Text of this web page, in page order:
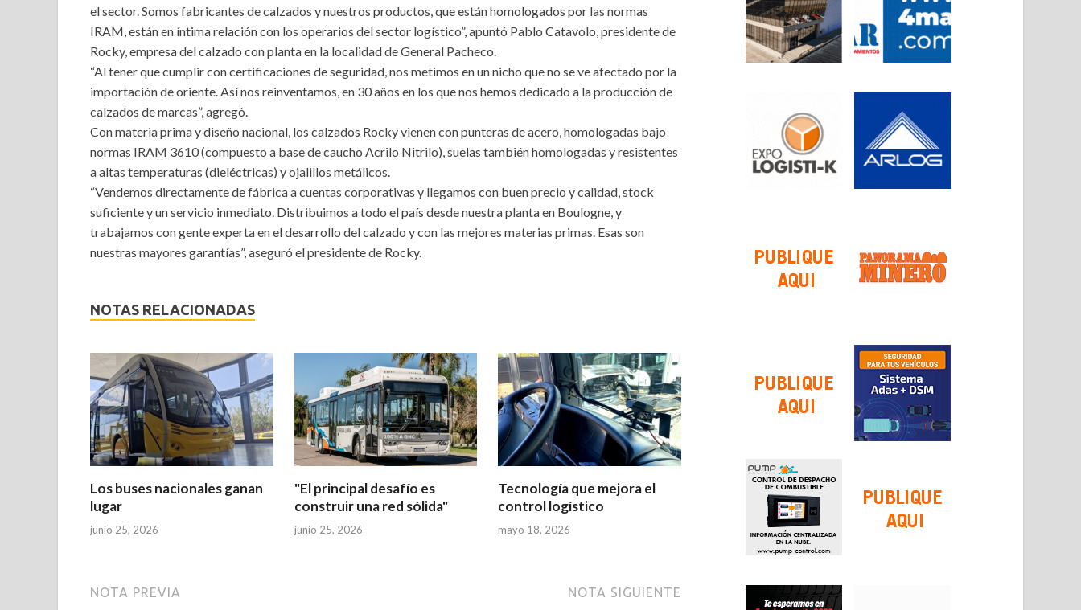
el sector. Somos fabricantes de calzados y nuestros productos, que están homologados por las normas
IRAM, están en íntima relación con los operarios del sector logístico”, apuntó Pablo Catavolo, presidente de
Rocky, empresa del calzado con planta en la localidad de General Pacheco.
“Al tener que cumplir con certificaciones de seguridad, nos metimos en un nicho que no se ve afectado por la
importación de oriente. Así nos reinventamos, en 30 años en los que nos hemos dedicado a la producción de
calzados de marcas”, agregó.
Con materia prima y diseño nacional, los calzados Rocky vienen con punteras de acero, homologadas bajo
normas IRAM 3610 (compuesto a base de caucho Acrilo Nitrilo), suelas también homologadas y resistentes
a altas temperaturas (dieléctricas) y ojalillos metálicos.
“Vendemos directamente de fábrica a cuentas corporativas y llegamos con buen precio y calidad, stock
suficiente y un servicio inmediato. Distribuimos a todo el país desde nuestra planta en Boulogne, y
trabajamos con gente experta en el desarrollo del calzado y con las mejores materias primas. Esas son
nuestras mayores garantías”, aseguró el presidente de Rocky.
NOTAS RELACIONADAS
Los buses nacionales ganan
lugar
junio 25, 2026
"El principal desafío es
construir una red sólida"
junio 25, 2026
Tecnología que mejora el
control logístico
mayo 18, 2026
NOTA PREVIA NOTA SIGUIENTE